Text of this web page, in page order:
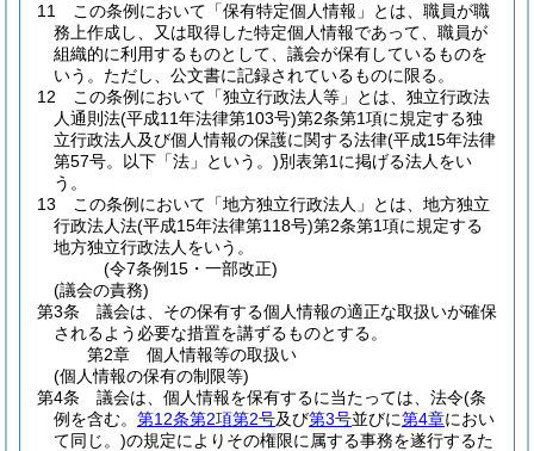
11
この条例において「保有特定個人情報」とは、職員が職
務上作成し、又は取得した特定個人情報であって、職員が
組織的に利用するものとして、議会が保有しているものを
いう。 ただし、公文書に記録されているものに限る。
12
この条例において「独立行政法人等」とは、独立行政法
人通則法(平成11年法律第103号)第2条第1項に規定する独
立行政法人及び個人情報の保護に関する法律(平成15年法律
第57号。以下「法」という。)別表第1に掲げる法人をい
う。
13
この条例において「地方独立行政法人」とは、地方独立
行政法人法(平成15年法律第118号)第2条第1項に規定する
地方独立行政法人をいう。
(令7条例15・一部改正)
(議会の責務)
第3条
議会は、その保有する個人情報の適正な取扱いが確保
されるよう必要な措置を講ずるものとする。
第2章
個人情報等の取扱い
(個人情報の保有の制限等)
第4条
議会は、個人情報を保有するに当たっては、法令(条
例を含む。 第12条第2項第2号及び第3号並びに第4章におい
て同じ。)の規定によりその権限に属する事務を遂行するた